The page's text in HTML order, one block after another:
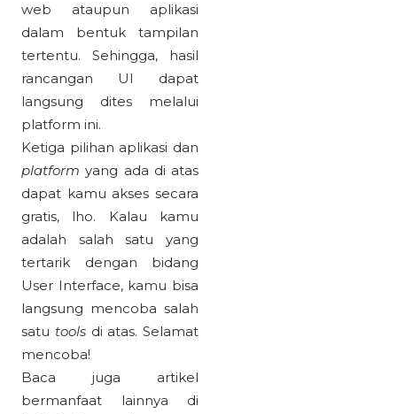
web ataupun aplikasi
dalam bentuk tampilan
tertentu. Sehingga, hasil
rancangan UI dapat
langsung dites melalui
platform ini.
Ketiga pilihan aplikasi dan
platform yang ada di atas
dapat kamu akses secara
gratis, lho. Kalau kamu
adalah salah satu yang
tertarik dengan bidang
User Interface, kamu bisa
langsung mencoba salah
satu toolsdi atas. Selamat
mencoba!
Baca juga artikel
bermanfaat lainnya di